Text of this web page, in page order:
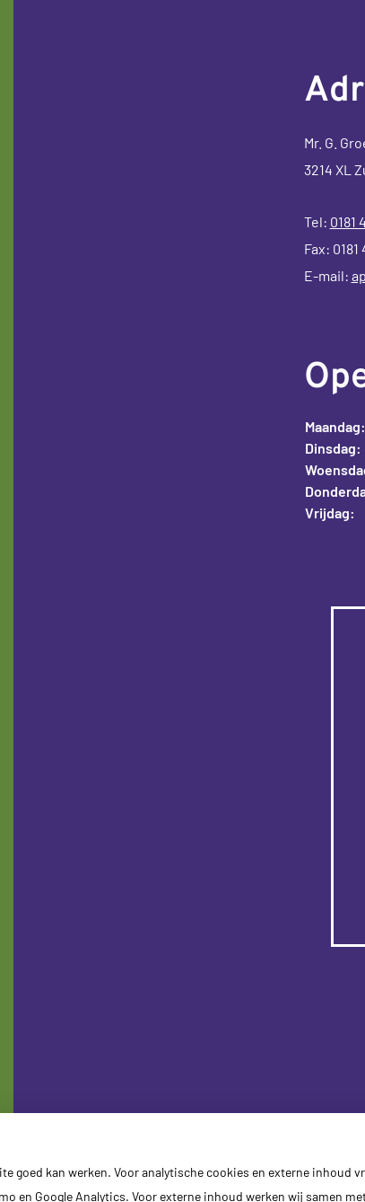
Mr. G.
3214 XL
Tel: 0181
Fax: 0181
E-mail:
Maandag:
Dinsdag:
Vrijdag:
goed kan werken. Voor analytische cookies en externe inhoud
en Google Analytics. Voor externe inhoud werken wij samen